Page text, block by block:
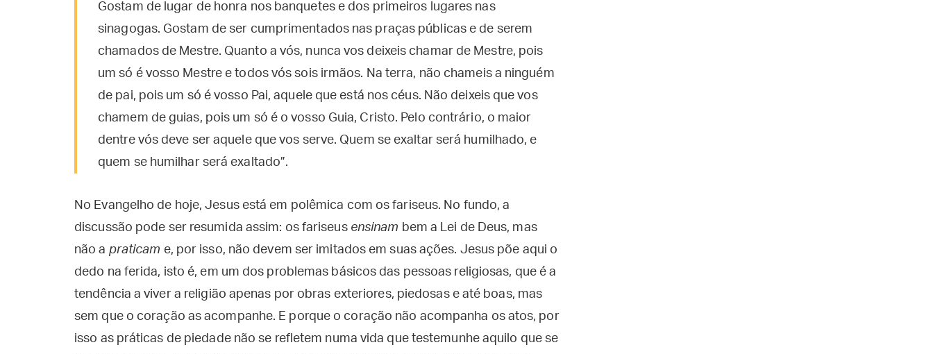
Gostam de lugar de honra nos banquetes e dos primeiros lugares nas
sinagogas. Gostam de ser cumprimentados nas praças públicas e de serem
chamados de Mestre. Quanto a vós, nunca vos deixeis chamar de Mestre, pois
um só é vosso Mestre e todos vós sois irmãos. Na terra, não chameis a ninguém
de pai, pois um só é vosso Pai, aquele que está nos céus. Não deixeis que vos
chamem de guias, pois um só é o vosso Guia, Cristo. Pelo contrário, o maior
dentre vós deve ser aquele que vos serve. Quem se exaltar será humilhado, e
quem se humilhar será exaltado”.
No Evangelho de hoje, Jesus está em polêmica com os fariseus. No fundo, a
discussão pode ser resumida assim: os fariseus ensinam bem a Lei de Deus, mas
não a praticam e, por isso, não devem ser imitados em suas ações. Jesus põe aqui o
dedo na ferida, isto é, em um dos problemas básicos das pessoas religiosas, que é a
tendência a viver a religião apenas por obras exteriores, piedosas e até boas, mas
sem que o coração as acompanhe. E porque o coração não acompanha os atos, por
isso as práticas de piedade não se refletem numa vida que testemunhe aquilo que se